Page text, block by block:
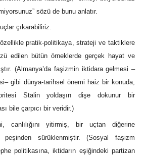
sözü de bunu anlatır.
çıkarabiliriz.
pratik-politikaya, strateji ve taktiklere
edilen bütün örneklerde gerçek hayat ve
(Almanya’da faşizmin iktidara gelmesi –
gibi dünya-tarihsel önemi haiz bir konuda,
Stalin yoldaşın dişe dokunur bir
bile çarpıcı bir veridir.)
canlılığını yitirmiş, bir uçtan diğerine
peşinden sürüklenmiştir. (Sosyal faşizm
politikasına, iktidarın eşiğindeki partizan